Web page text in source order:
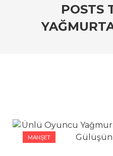
#YAPAY ZEKA VE
FARKLARI MERAK
#Güzellik Rutinlerinde
#Tarihin İzlerini Modaya
POSTS
MANŞET